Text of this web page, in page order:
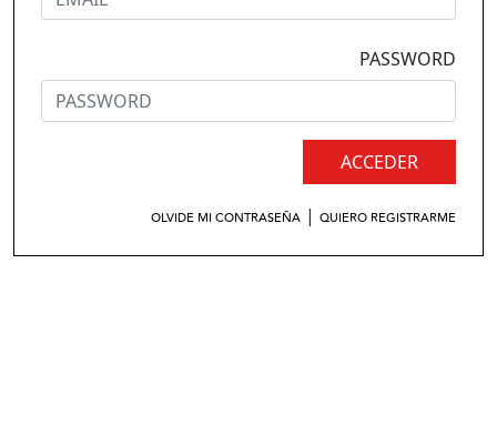
PASSWORD
ACCEDER
OLVIDE MI CONTRASEÑA | QUIERO REGISTRARME